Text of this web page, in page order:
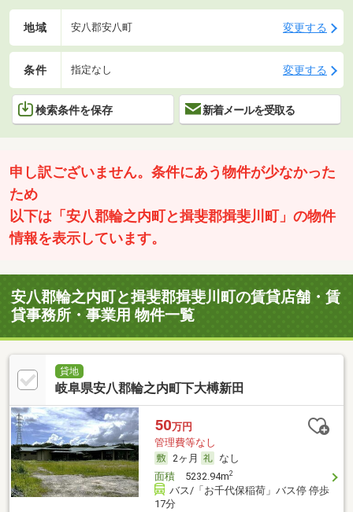
地域 安八郡安八町 変更する
条件 指定なし 変更する
検索条件を保存 新着メールを受取る
申し訳ございません。条件にあう物件が少なかった
ため
以下は「安八郡輪之内町と揖斐郡揖斐川町」の物件
情報を表示しています。
安八郡輪之内町と揖斐郡揖斐川町の賃貸店舗・賃
貸事務所・事業用 物件一覧
貸地
岐阜県安八郡輪之内町下大榑新田
50万円
管理費等なし
2ヶ月
なし
面積5232.94m2
バス/「お千代保稲荷」バス停 停歩
17分